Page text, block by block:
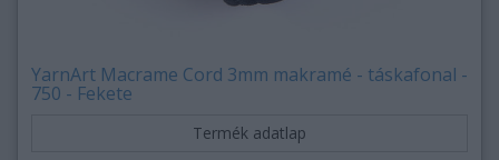
YarnArt Macrame Cord 3mm makramé - táskafonal -
750 - Fekete
Termék adatlap